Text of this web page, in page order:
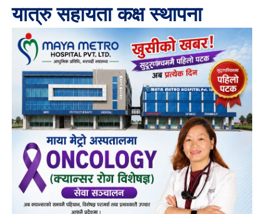
यात्रु सहायता कक्ष स्थापना